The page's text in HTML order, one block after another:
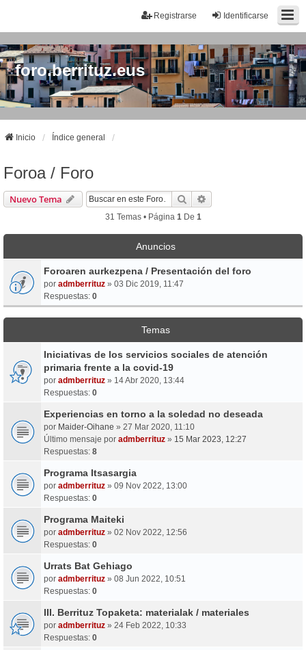
Identificarse
Registrarse
foro.berrituz.eus
Inicio Índice general
Foroa / Foro
Nuevo Tema Buscar
31 Temas • Página 1 De 1
Anuncios
Foroaren aurkezpena / Presentación del foro
por admberrituz » 03 Dic 2019, 11:47
Respuestas: 0
Temas
Iniciativas de los servicios sociales de atención
primaria frente a la covid-19
por admberrituz » 14 Abr 2020, 13:44
Respuestas: 0
Experiencias en torno a la soledad no deseada
por Maider-Oihane » 27 Mar 2020, 11:10
Último mensaje por admberrituz » 15 Mar 2023, 12:27
Respuestas: 8
Programa Itsasargia
por admberrituz » 09 Nov 2022, 13:00
Respuestas: 0
Programa Maiteki
por admberrituz » 02 Nov 2022, 12:56
Respuestas: 0
Urrats Bat Gehiago
por admberrituz » 08 Jun 2022, 10:51
Respuestas: 0
III. Berrituz Topaketa: materialak / materiales
por admberrituz » 24 Feb 2022, 10:33
Respuestas: 0